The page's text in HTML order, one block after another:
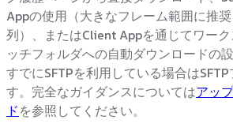
Appの使用（大きなフレーム範囲に推
列）、またはClient Appを通じてワー
ッチフォルダへの自動ダウンロードの
すでにSFTPを利用している場合は
す。完全なガイダンスについてはアッ
ドを参照してください。